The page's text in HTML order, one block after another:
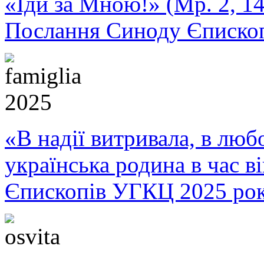
Послання Синоду
«В надії витривала, в
українська родина в час
Єпископів УГКЦ 2025